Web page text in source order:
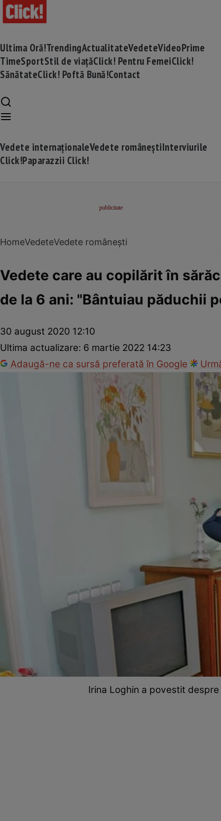
Ultima Oră!TrendingActualitateVedeteVideoPrime
TimeSportStil de viațăClick! Pentru FemeiClick!
SănătateClick! Poftă Bună!Contact
Vedete internaționaleVedete româneștiInterviurile
Click!Paparazzii Click!
HomeVedeteVedete românești
Vedete care au copilărit în
de la 6 ani: "Bântuiau păduchii
30 august 2020 12:10
Ultima actualizare: 6 martie 2022 14:23
Adaugă-ne ca sursă preferată în Google
Irina Loghin a povestit